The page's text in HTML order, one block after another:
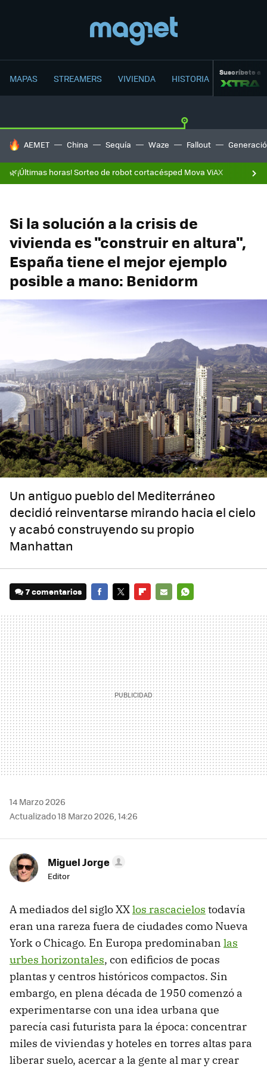
MAPAS STREAMERS VIVIENDA HISTORIA Suscríbete a
HOY SE HABLA DE
AEMET China Sequía Waze Fallout
🌿¡Últimas horas! Sorteo de robot cortacésped Mova ViAX
Si la solución a la crisis de
vivienda es "construir en altura",
España tiene el mejor ejemplo
posible a mano: Benidorm
Un antiguo pueblo del Mediterráneo
decidió reinventarse mirando hacia el cielo
y acabó construyendo su propio
Manhattan
7 comentarios
MAIL
14 Marzo 2026
Actualizado 18 Marzo 2026, 14:26
Miguel Jorge
Editor
A mediados del siglo XXlos rascacielos todavía
eran una rareza fuera de ciudades como Nueva
York o Chicago. En Europa predominaban las
urbes horizontales, con edificios de pocas
plantas y centros históricos compactos. Sin
embargo, en plena década de 1950 comenzó a
experimentarse con una idea urbana que
parecía casi futurista para la época: concentrar
miles de viviendas y hoteles en torres altas para
liberar suelo, acercar a la gente al mar y crear